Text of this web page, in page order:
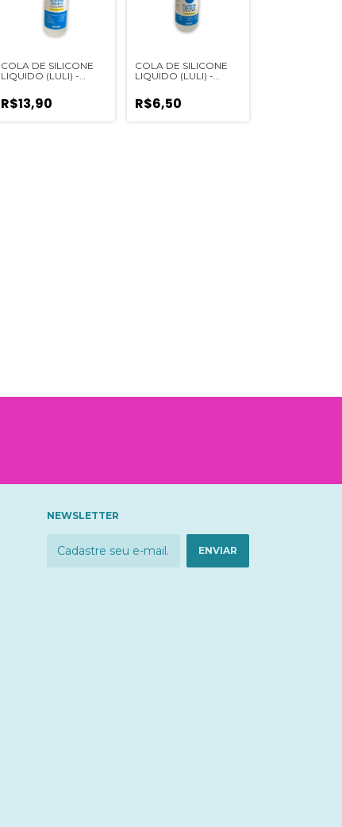
COLA DE SILICONE
LIQUIDO (LULI) -
R$13,90
COLA DE SILICONE
LIQUIDO (LULI) -
R$6,50
NEWSLETTER